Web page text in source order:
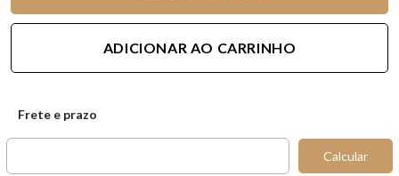
ADICIONAR AO CARRINHO
Frete e prazo
Calcular